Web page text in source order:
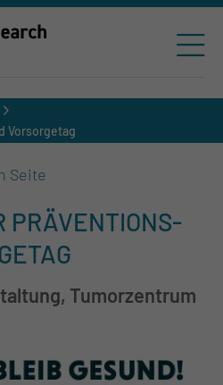
Vorsorgetag
Seite
PRÄVENTIONS-
Tumorzentrum